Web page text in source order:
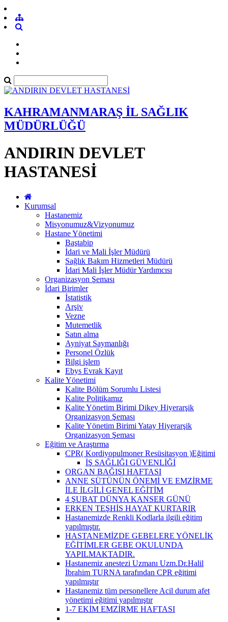
KAHRAMANMARAŞ İL SAĞLIK
MÜDÜRLÜĞÜ
ANDIRIN DEVLET
HASTANESİ
Kurumsal
Hastanemiz
Misyonumuz&Vizyonumuz
Hastane Yönetimi
Baştabip
İdari ve Mali İşler Müdürü
Sağlık Bakım Hizmetleri Müdürü
İdari Mali İşler Müdür Yardımcısı
Organizasyon Şeması
İdari Birimler
İstatistik
Arşiv
Vezne
Mutemetlik
Satın alma
Ayniyat Saymanlığı
Personel Özlük
Bilgi işlem
Ebys Evrak Kayıt
Kalite Yönetimi
Kalite Bölüm Sorumlu Listesi
Kalite Politikamız
Kalite Yönetim Birimi Dikey Hiyerarşik
Organizasyon Şeması
Kalite Yönetim Birimi Yatay Hiyerarşik
Organizasyon Şeması
Eğitim ve Araştırma
CPR( Kordiyopulmoner Resüsitasyon )Eğitimi
İŞ SAĞLIĞI GÜVENLİĞİ
ORGAN BAĞIŞI HAFTASI
ANNE SÜTÜNÜN ÖNEMİ VE EMZİRME
İLE İLGİLİ GENEL EĞİTİM
4 ŞUBAT DÜNYA KANSER GÜNÜ
ERKEN TEŞHİS HAYAT KURTARIR
Hastanemizde Renkli Kodlarla ilgili eğitim
yapılmıştır.
HASTANEMİZDE GEBELERE YÖNELİK
EĞİTİMLER GEBE OKULUNDA
YAPILMAKTADIR.
Hastanemiz anestezi Uzmanı Uzm.Dr.Halil
İbrahim TURNA tarafından CPR eğitimi
yapılmıştır
Hastanemiz tüm personellere Acil durum afet
yönetimi eğitimi yapılmıştır
1-7 EKİM EMZİRME HAFTASI